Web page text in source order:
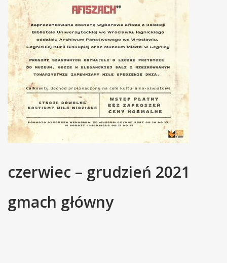
czerwiec – grudzień 2021
gmach główny